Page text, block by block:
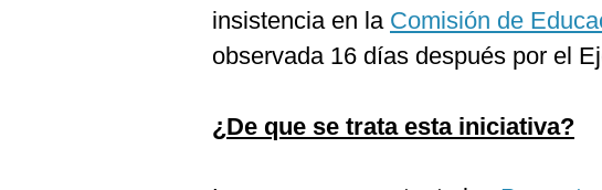
insistencia en la Comisión de
observada 16 días después por el
¿De que se trata esta iniciativa?